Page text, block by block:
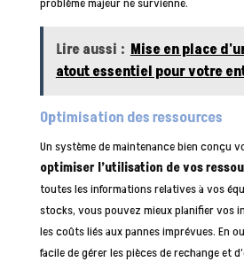
Lire aussi : Mise en place
atout essentiel pour votre
Optimisation des ressources
Un système de maintenance bien conçu
optimiser l’utilisation de vos
toutes les informations relatives à vos
stocks, vous pouvez mieux planifier vos
les coûts liés aux pannes imprévues. En
facile de gérer les pièces de rechange et